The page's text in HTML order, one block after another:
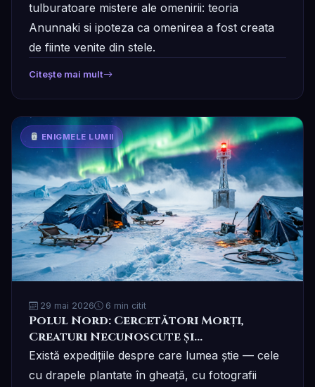
tulburatoare mistere ale omenirii: teoria
Anunnaki si ipoteza ca omenirea a fost creata
de fiinte venite din stele.
Citește mai mult
ENIGMELE LUMII
29 mai 2026 6 min citit
Polul Nord: Cercetători Morți,
Creaturi Necunoscute și
Supraviețuitori care Nu Pot Vorbi
Există expedițiile despre care lumea știe — cele
cu drapele plantate în gheață, cu fotografii